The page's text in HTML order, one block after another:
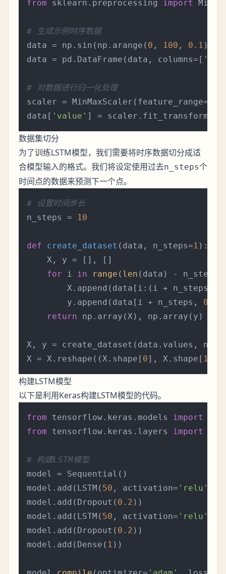
from sklearn.preprocessing import
# 生成示例时序数据
data = np.sin(np.arange( 0 , 100 , 0.1 )) +
data = pd.DataFrame(data, columns=[
# 对数据进行归一化处理
scaler = MinMaxScaler(feature_range=(
data[ 'value' ] =
数据集切分
为了训练LSTM模型，我们需要将时序数据切分成适
合模型输入的格式。我们将设定使用过去n_steps个
时间点的数据来预测下一个点。
# 设置时间步长
n_steps =
10
def create_dataset ( data, n_steps=1 ):
    X, y = [], []
for i in range ( len (data) -
        X.append(data[i:(i + n_steps),
        y.append(data[i + n_steps,
0
return np.array(X), np.array(y)
X, y = create_dataset(data.values,
X = X.reshape((X.shape[ 0], X.shape[ 1
构建LSTM模型
以下是利用Keras构建LSTM模型的代码。
from tensorflow.keras.models
import
from tensorflow.keras.layers import
# 构建LSTM模型
model = Sequential()
model.add(LSTM( 50 , activation= 'relu'
model.add(Dropout( 0.2 ))
model.add(LSTM( 50 , activation= 'relu'
model.add(Dropout( 0.2 ))
model.add(Dense( 1 ))